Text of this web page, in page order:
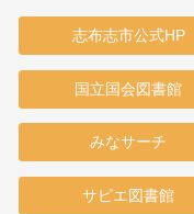
志布志市公式HP
国立国会図書館
みなサーチ
サピエ図書館